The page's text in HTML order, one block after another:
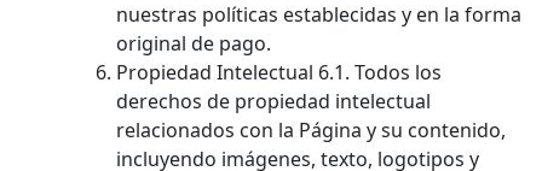
nuestras políticas establecidas y en la forma
original de pago.
Propiedad Intelectual 6.1. Todos los
derechos de propiedad intelectual
relacionados con la Página y su contenido,
incluyendo imágenes, texto, logotipos y